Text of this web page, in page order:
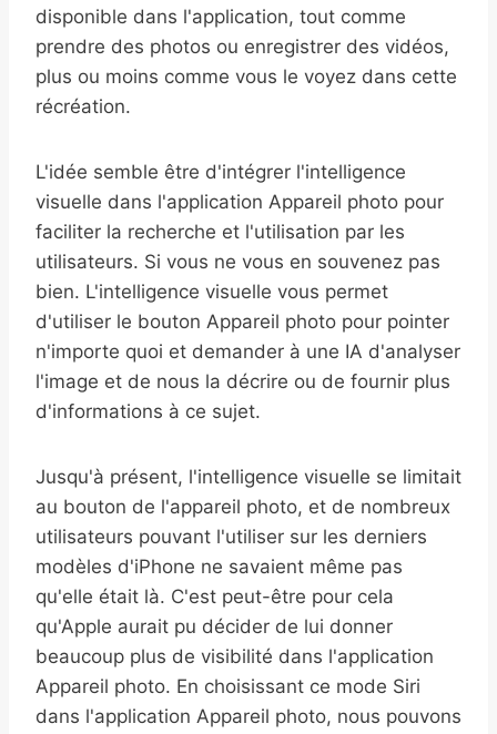
disponible dans l'application, tout comme
prendre des photos ou enregistrer des vidéos,
plus ou moins comme vous le voyez dans cette
récréation.
L'idée semble être d'intégrer l'intelligence
visuelle dans l'application Appareil photo pour
faciliter la recherche et l'utilisation par les
utilisateurs. Si vous ne vous en souvenez pas
bien. L'intelligence visuelle vous permet
d'utiliser le bouton Appareil photo pour pointer
n'importe quoi et demander à une IA d'analyser
l'image et de nous la décrire ou de fournir plus
d'informations à ce sujet.
Jusqu'à présent, l'intelligence visuelle se limitait
au bouton de l'appareil photo, et de nombreux
utilisateurs pouvant l'utiliser sur les derniers
modèles d'iPhone ne savaient même pas
qu'elle était là. C'est peut-être pour cela
qu'Apple aurait pu décider de lui donner
beaucoup plus de visibilité dans l'application
Appareil photo. En choisissant ce mode Siri
dans l'application Appareil photo, nous pouvons